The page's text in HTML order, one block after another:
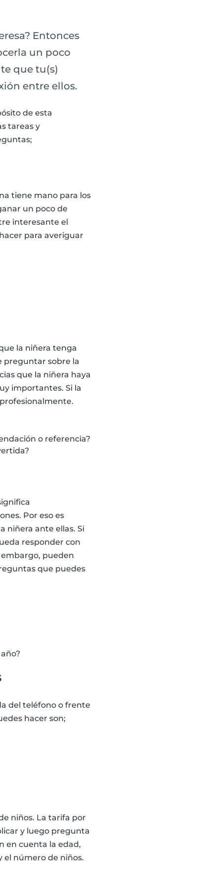
Entonces
un poco
que tu(s)
entre ellos.
de esta
tareas y
tiene mano para los
un poco de
interesante el
para averiguar
la niñera tenga
preguntar sobre la
que la niñera haya
importantes. Si la
o referencia?
Por eso es
niñera ante ellas. Si
responder con
pueden
que puedes
del teléfono o frente
hacer son;
niños. La tarifa por
y luego pregunta
en cuenta la edad,
el número de niños.